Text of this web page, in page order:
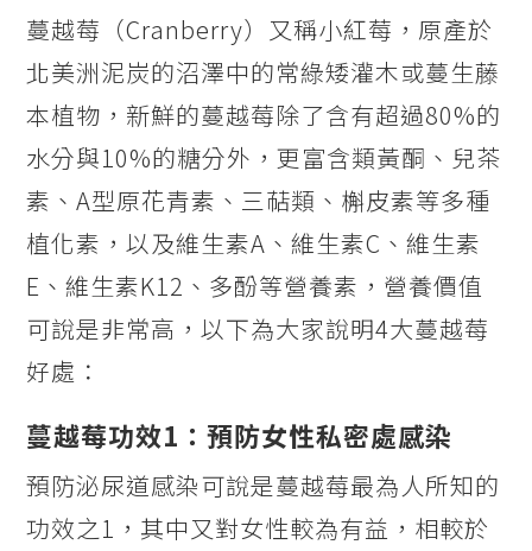
蔓越莓（Cranberry）又稱小紅莓，原產於
北美洲泥炭的沼澤中的常綠矮灌木或蔓生藤
本植物，新鮮的蔓越莓除了含有超過80%的
水分與10%的糖分外，更富含類黃酮、兒茶
素、A型原花青素、三萜類、槲皮素等多種
植化素，以及維生素A、維生素C、維生素
E、維生素K12、多酚等營養素，營養價值
可說是非常高，以下為大家說明4大蔓越莓
好處：
蔓越莓功效1：預防女性私密處感染
預防泌尿道感染可說是蔓越莓最為人所知的
功效之1，其中又對女性較為有益，相較於